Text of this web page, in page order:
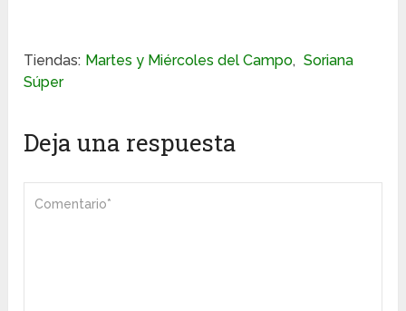
Tiendas: Martes y Miércoles del Campo, Soriana
Súper
Deja una respuesta